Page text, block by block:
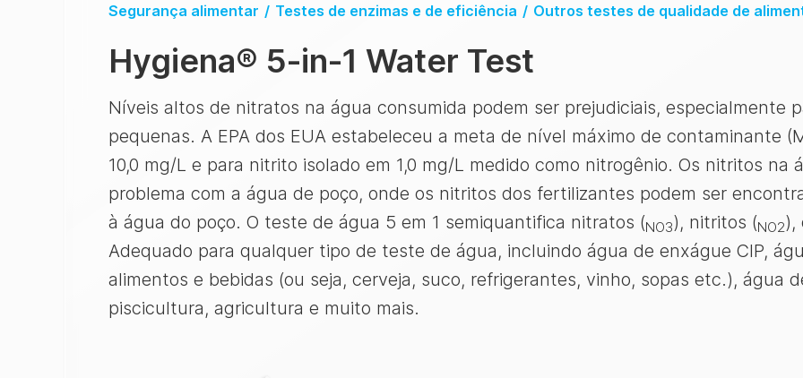
Segurança alimentar / Testes de enzimas e de eficiência / Outros testes de qualidade de
Hygiena® 5-in-1 Water Test
Níveis altos de nitratos na água consumida podem ser prejudiciais, especialmente
pequenas. A EPA dos EUA estabeleceu a meta de nível máximo de contaminante
10,0 mg/L e para nitrito isolado em 1,0 mg/L medido como nitrogênio. Os nitritos na
problema com a água de poço, onde os nitritos dos fertilizantes podem ser
à água do poço. O teste de água 5 em 1 semiquantifica nitratos (NO3), nitritos (NO2),
Adequado para qualquer tipo de teste de água, incluindo água de enxágue CIP,
alimentos e bebidas (ou seja, cerveja, suco, refrigerantes, vinho, sopas etc.), água
piscicultura, agricultura e muito mais.